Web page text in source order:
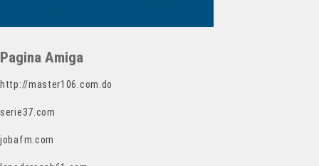
Pagina Amiga
http://master106.com.do
serie37.com
jobafm.com